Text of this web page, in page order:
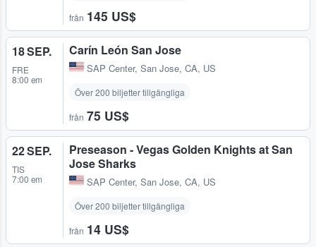
från 145 US$
18 SEP.
FRE
8:00 em
Carín León San Jose
SAP Center, San Jose, CA, US
Över 200 biljetter tillgängliga
från 75 US$
22 SEP.
TIS
7:00 em
Preseason - Vegas Golden Knights at San
Jose Sharks
SAP Center, San Jose, CA, US
Över 200 biljetter tillgängliga
från 14 US$